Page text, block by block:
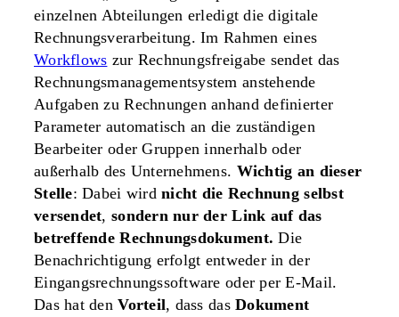
einzelnen Abteilungen erledigt die digitale
Rechnungsverarbeitung. Im Rahmen eines
Workflows zur Rechnungsfreigabe sendet das
Rechnungsmanagementsystem anstehende
Aufgaben zu Rechnungen anhand definierter
Parameter automatisch an die zuständigen
Bearbeiter oder Gruppen innerhalb oder
außerhalb des Unternehmens. Wichtig an dieser
Stelle: Dabei wirdnicht die Rechnung selbst
versendet, sondern nur der Link auf das
betreffende Rechnungsdokument.Die
Benachrichtigung erfolgt entweder in der
Eingangsrechnungssoftware oder per E-Mail.
Das hat denVorteil, dass dasDokument